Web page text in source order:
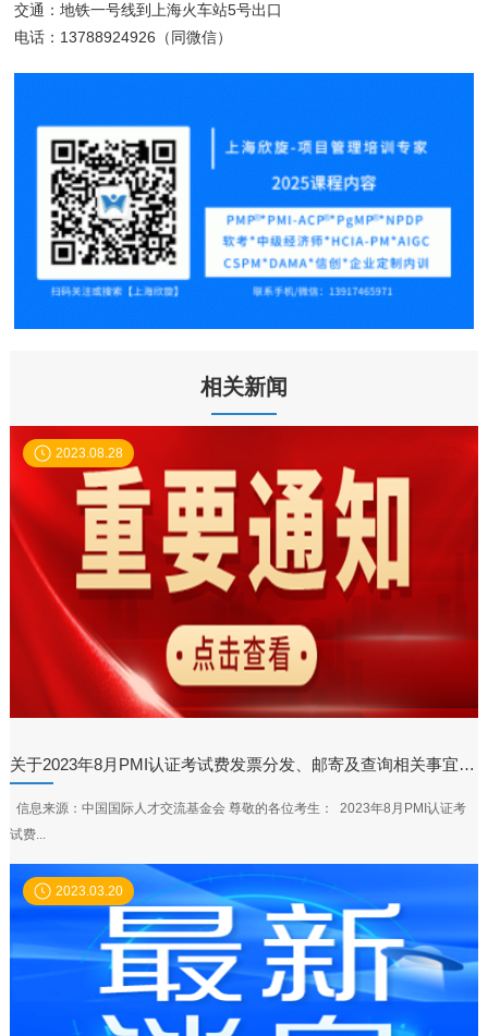
交通：地铁一号线到上海火车站5号出口
电话：13788924926（同微信）
相关新闻
2023.08.28
关于2023年8月PMI认证考试费发票分发、邮寄及查询相关事宜的通知
信息来源：中国国际人才交流基金会 尊敬的各位考生： 2023年8月PMI认证考
试费...
2023.03.20